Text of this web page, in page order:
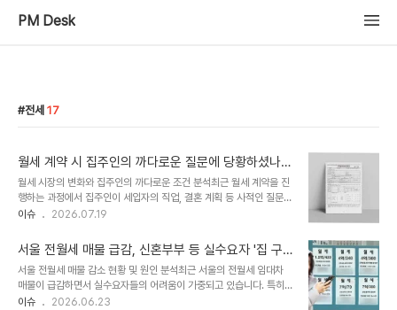
PM Desk
전세 17
월세 계약 시 집주인의 까다로운 질문에 당황하셨나
요? 대처법 공개
월세 시장의 변화와 집주인의 까다로운 조건 분석최근 월세 계약을 진
행하는 과정에서 집주인이 세입자의 직업, 결혼 계획 등 사적인 질문을
하는 사례가 늘고 있습니다. 이는 전세 물량 감소와 월세 수요 증가로
입니다. 집주인들은 문제없는 세입자를 선별하려는 경향이 강해지고
있습니다. 월세화 가속화의 원인과 시장 전망전세 물량 감소, 전셋값
상승, 정부의 전세 관련 정책 변화 등이 복합적으로 작용하여 월세화가
빠르게 진행되고 있습니다. 특히 서울 지역의 월세 비중은 이미 70%
에 육박하며, 이러한 추세는 단기간 내 해소되기 어려울 것으로 전망됩
이슈 2026.07.19
서울 전월세 매물 급감, 신혼부부 등 실수요자 '집 구
하기' 비상
서울 전월세 매물 감소 현황 및 원인 분석최근 서울의 전월세 임대차
매물이 급감하면서 실수요자들의 어려움이 가중되고 있습니다. 특히
사회초년생과 신혼부부 등 무주택 실수요자가 주로 찾는 외곽 지역에
이슈 2026.06.23